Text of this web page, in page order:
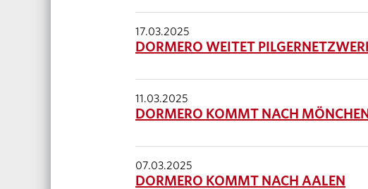
17.03.2025
DORMERO WEITET
11.03.2025
DORMERO KOMMT NACH
07.03.2025
DORMERO KOMMT NACH AALEN